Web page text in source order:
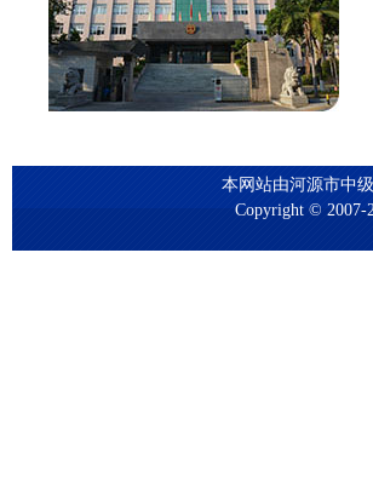
本网站由河源市中
Copyright © 2007-